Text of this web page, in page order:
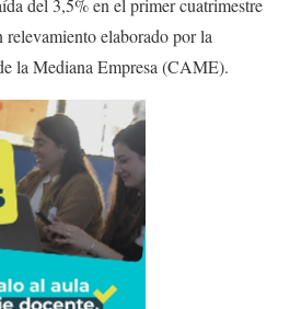
del 3,5% en el primer cuatrimestre
elaborado por la
la Mediana Empresa (CAME).